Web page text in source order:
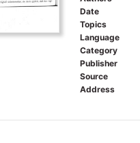
Date
Topics
Language
Category
Publisher
Source
Address